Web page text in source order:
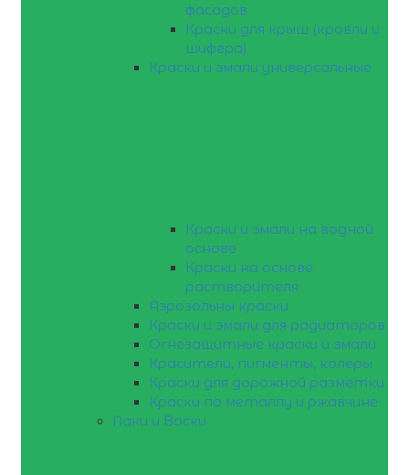
фасадов
Краски для крыш (кровли и
шифера)
Краски и эмали универсальные
Краски и эмали на водной
основе
Краски на основе
растворителя
Аэрозольны краски
Краски и эмали для радиаторов
Огнезащитные краски и эмали
Красители, пигменты, колеры
Краски для дорожной разметки
Краски по металлу и ржавчине
Лаки и Воски